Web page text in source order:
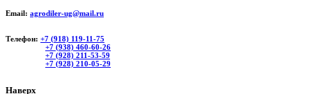
Email: agrodiler-ug@mail.ru
Телефон: +7 (918) 119-11-75
+7 (938) 460-60-26
+7 (928) 211-53-59
+7 (928) 210-05-29
Наверх